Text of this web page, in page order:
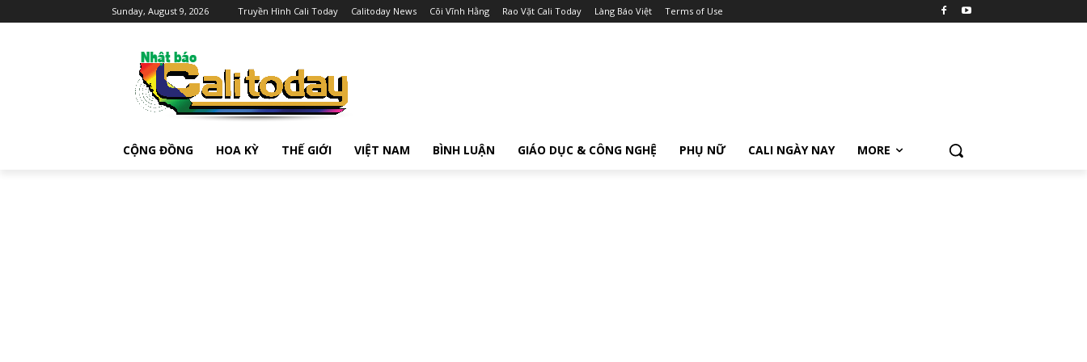
Sunday, August 9, 2026 Truyền Hình Cali Today Calitoday News Cõi Vĩnh Hằng Rao Vặt Cali Today Làng Báo Việt Terms of Use
CỘNG ĐỒNG HOA KỲ THẾ GIỚI VIỆT NAM BÌNH LUẬN GIÁO DỤC & CÔNG NGHỆ PHỤ NỮ CALI NGÀY NAY MORE